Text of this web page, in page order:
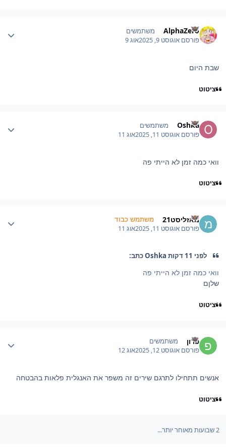
AlphaZero משתמשים
פורסםאוגוסט 9, 2025 אוג 9
שבת היום
ציטוט
Oshka משתמשים
פורסםאוגוסט 11, 2025 אוג 11
וואי כמה זמן לא הייתי פה
ציטוט
מאזליסט21 משתמש כבוד
פורסםאוגוסט 11, 2025 אוג 11
לפני 11 דקות Oshka כתב:
וואי כמה זמן לא הייתי פה
שלןם
ציטוט
פרון משתמשים
פורסםאוגוסט 12, 2025 אוג 12
אנשים תתחילו לתרגם שירים זה משפר את האנגלית פלאות בהבטחה
ציטוט
2 שבועות מאוחר יותר...